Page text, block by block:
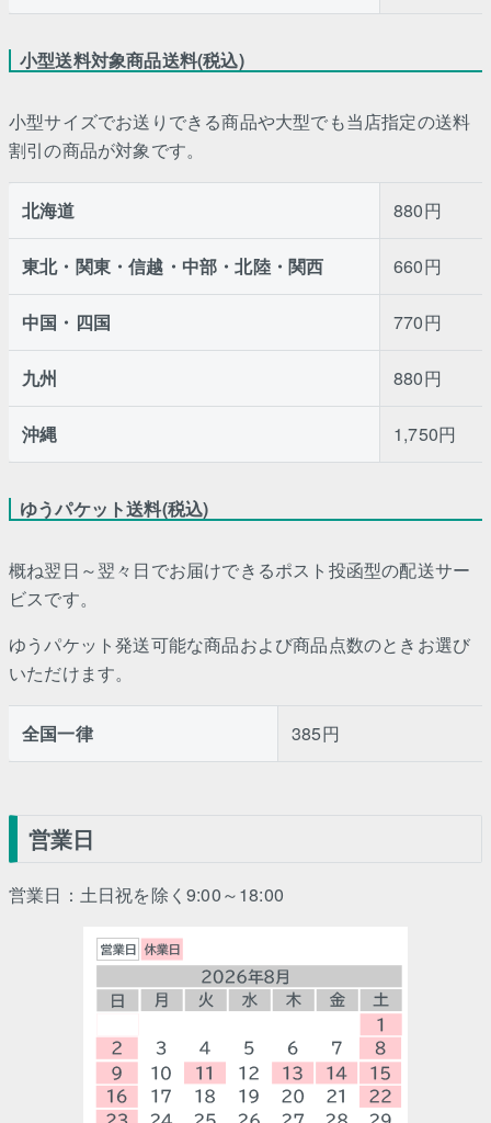
小型送料対象商品送料(税込)
小型サイズでお送りできる商品や大型でも当店指定の送料
割引の商品が対象です。
北海道 880円
東北・関東・信越・中部・北陸・関西 660円
中国・四国 770円
九州 880円
沖縄 1,750円
ゆうパケット送料(税込)
概ね翌日～翌々日でお届けできるポスト投函型の配送サー
ビスです。
ゆうパケット発送可能な商品および商品点数のときお選び
いただけます。
全国一律 385円
営業日
営業日：土日祝を除く9:00～18:00